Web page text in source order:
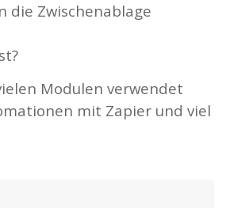
die Zwischenablage
Modulen verwendet
mit Zapier und viel